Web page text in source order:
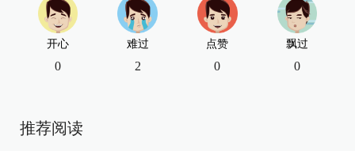
开心
0
难过
2
点赞
0
飘过
0
推荐阅读